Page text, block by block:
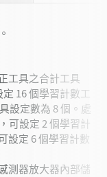
工具之合計工具
16 個學習計數工
設定數為 8 個。處
可設定 2 個學習計
設定 6 個學習計數
測器放大器內部儲